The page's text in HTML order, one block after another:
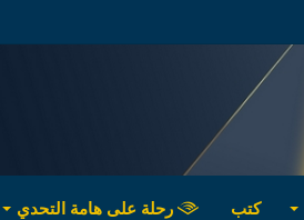
كتب رحلة على هامة التحدي